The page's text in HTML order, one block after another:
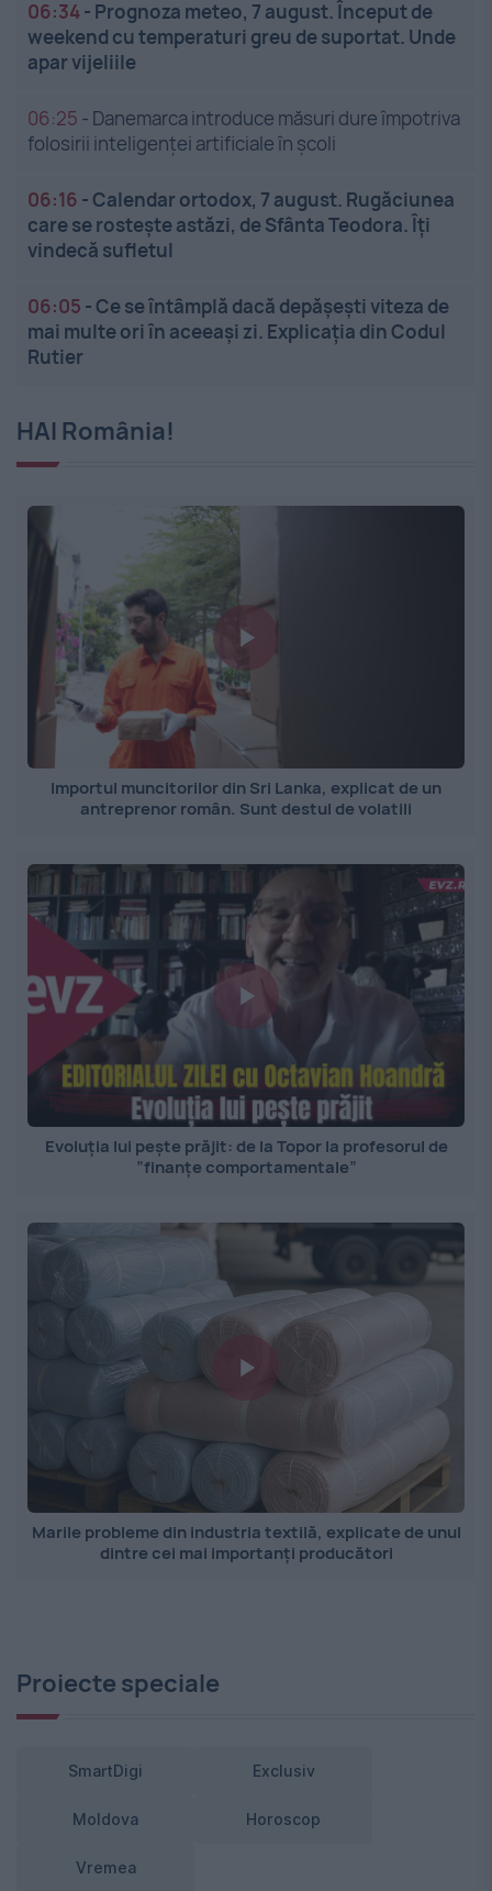
06:34- Prognoza meteo, 7 august. Început de
weekend cu temperaturi greu de suportat. Unde
apar vijeliile
06:25 - Danemarca introduce măsuri dure împotriva
folosirii inteligenței artificiale în școli
06:16 -Calendar ortodox, 7 august. Rugăciunea
care se rostește astăzi, de Sfânta Teodora. Îți
vindecă sufletul
06:05 -Ce se întâmplă dacă depășești viteza de
mai multe ori în aceeași zi. Explicația din Codul
Rutier
HAI România!
Importul muncitorilor din Sri Lanka, explicat de un
antreprenor român. Sunt destul de volatili
Evoluția lui pește prăjit: de la Topor la profesorul de
”finanțe comportamentale”
Marile probleme din industria textilă, explicate de unul
dintre cei mai importanți producători
Proiecte speciale
SmartDigi Exclusiv
Moldova Horoscop
Vremea